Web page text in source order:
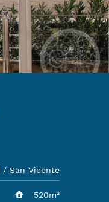
/ San Vicente
520m²